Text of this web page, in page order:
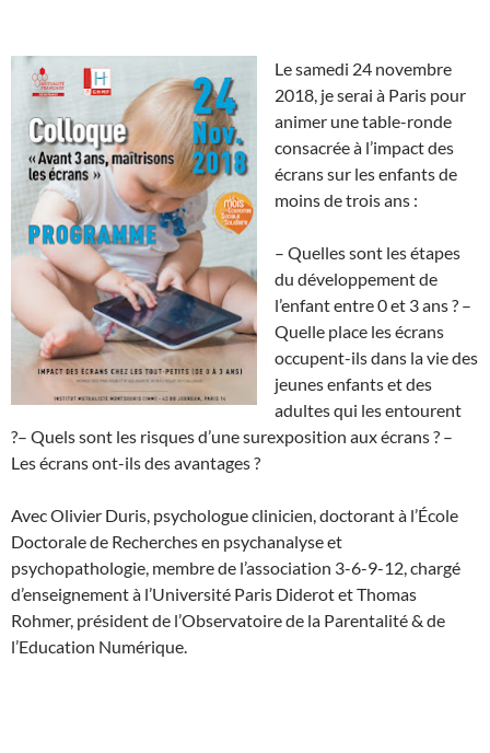
Le samedi 24 novembre
2018, je serai à Paris pour
animer une table-ronde
consacrée à l’impact des
écrans sur les enfants de
moins de trois ans :
– Quelles sont les étapes
du développement de
l’enfant entre 0 et 3 ans ? –
Quelle place les écrans
occupent-ils dans la vie des
jeunes enfants et des
adultes qui les entourent
?– Quels sont les risques d’une surexposition aux écrans ? –
Les écrans ont-ils des avantages ?
Avec Olivier Duris, psychologue clinicien, doctorant à l’École
Doctorale de Recherches en psychanalyse et
psychopathologie, membre de l’association 3-6-9-12, chargé
d’enseignement à l’Université Paris Diderot et Thomas
Rohmer, président de l’Observatoire de la Parentalité & de
l’Education Numérique.